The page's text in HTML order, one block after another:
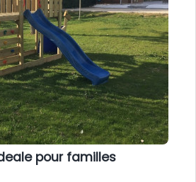
pour familles